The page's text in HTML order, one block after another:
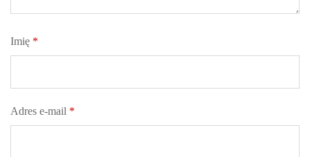
Imię *
Adres e-mail *